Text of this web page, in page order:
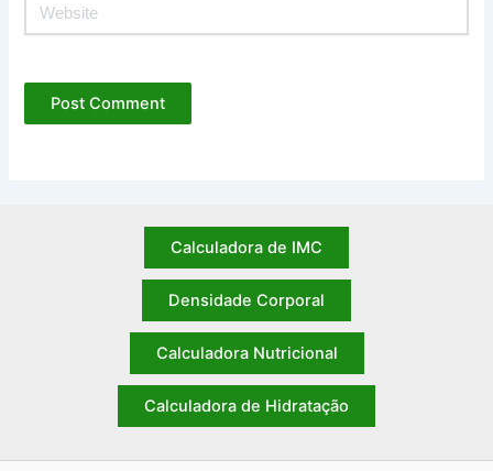
Calculadora de IMC
Densidade Corporal
Calculadora Nutricional
Calculadora de Hidratação